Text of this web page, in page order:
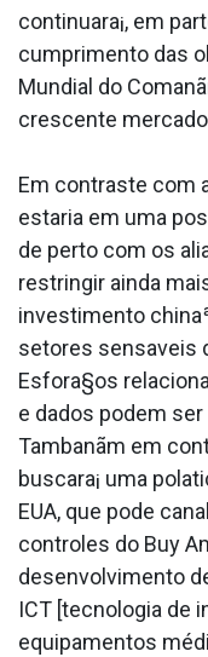
continuara¡, em
cumprimento das
Mundial do
crescente
Em contraste com
estaria em uma
de perto com os
restringir ainda
investimento
setores sensa­veis
Esfora§os
e dados podem
Tambanãm em
buscara¡ uma
EUA, que pode
controles do Buy
desenvolvimento
ICT [tecnologia de
equipamentos